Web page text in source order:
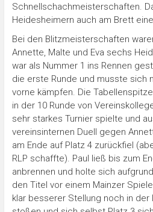
Schnellschachmeisterschaften.
Heidesheimern auch am Brett
Bei den Blitzmeisterschaften
Annette, Malte und Eva sechs
war als Nummer 1 ins Rennen
die erste Runde und musste sich
vorne kämpfen. Die
in der 10 Runde von
sehr starkes Turnier spielte und
vereinsinternen Duell gegen
am Ende auf Platz 4 zurückfiel
RLP schaffte). Paul ließ bis zum
anbrennen und holte sich
den Titel vor einem Mainzer
klar besserer Stellung noch in der